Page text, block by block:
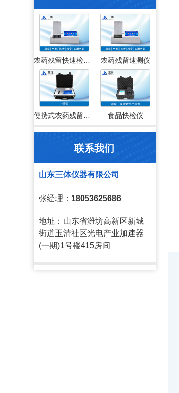
农药残留速测仪
食品快检仪
联系我们
山东三体仪器有限公司
张经理： 18053625686
地址：山东省潍坊高新区新城
街道玉清社区光电产业加速器
(一期)1号楼415房间